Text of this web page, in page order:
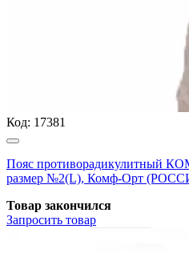
Код: 17381
Пояс противорадикулитный
размер №2(L), Комф-Орт
Товар закончился
Запросить товар